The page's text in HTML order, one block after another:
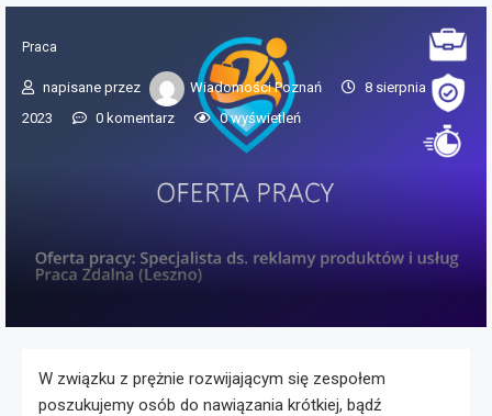
Praca
napisane przez Wiadomości Poznań
8 sierpnia
2023
0 komentarz 0wyświetleń
W związku z prężnie rozwijającym się zespołem
poszukujemy osób do nawiązania krótkiej, bądź